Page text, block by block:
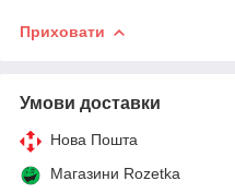
Приховати
Умови доставки
Нова Пошта
Магазини Rozetka